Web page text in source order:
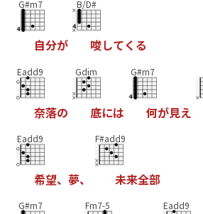
G#m7
自分が
B/D#
唆してく る
Eadd9
奈落の
Gdim
底には
G#m7
何が見え
Eadd9
希望、 夢、
F#add9
未来全部
G#m7 Fm7-5 Eadd9